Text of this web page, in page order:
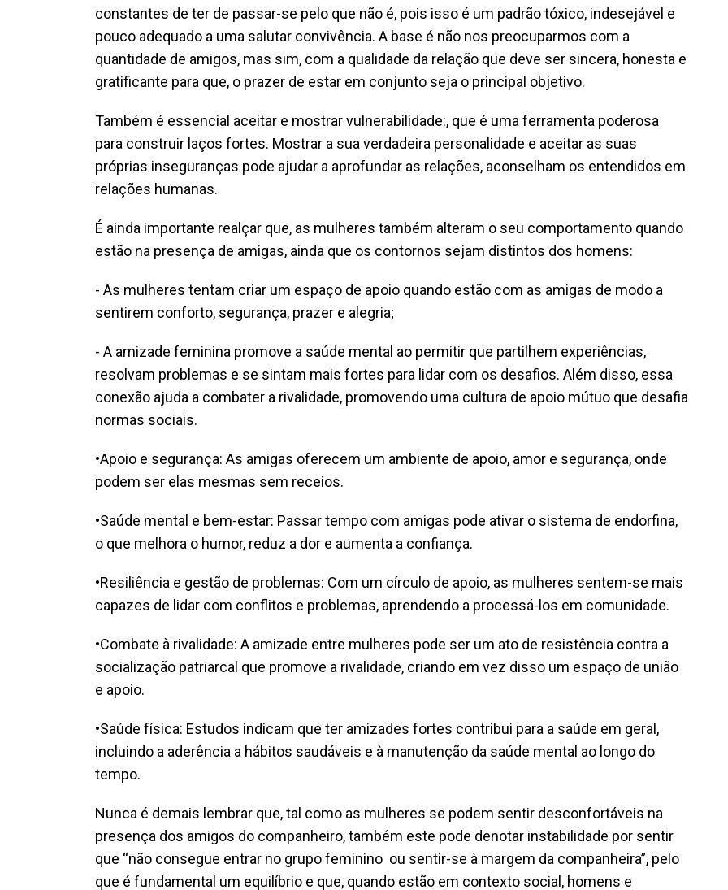
constantes de ter de passar-se pelo que não é, pois isso é um padrão tóxico, indesejável e
pouco adequado a uma salutar convivência. A base é não nos preocuparmos com a
quantidade de amigos, mas sim, com a qualidade da relação que deve ser sincera, honesta e
gratificante para que, o prazer de estar em conjunto seja o principal objetivo.
Também é essencial aceitar e mostrar vulnerabilidade:, que é uma ferramenta poderosa
para construir laços fortes. Mostrar a sua verdadeira personalidade e aceitar as suas
próprias inseguranças pode ajudar a aprofundar as relações, aconselham os entendidos em
relações humanas.
É ainda importante realçar que, as mulheres também alteram o seu comportamento quando
estão na presença de amigas, ainda que os contornos sejam distintos dos homens:
- As mulheres tentam criar um espaço de apoio quando estão com as amigas de modo a
sentirem conforto, segurança, prazer e alegria;
- A amizade feminina promove a saúde mental ao permitir que partilhem experiências,
resolvam problemas e se sintam mais fortes para lidar com os desafios. Além disso, essa
conexão ajuda a combater a rivalidade, promovendo uma cultura de apoio mútuo que desafia
normas sociais.
•Apoio e segurança: As amigas oferecem um ambiente de apoio, amor e segurança, onde
podem ser elas mesmas sem receios.
•Saúde mental e bem-estar: Passar tempo com amigas pode ativar o sistema de endorfina,
o que melhora o humor, reduz a dor e aumenta a confiança.
•Resiliência e gestão de problemas: Com um círculo de apoio, as mulheres sentem-se mais
capazes de lidar com conflitos e problemas, aprendendo a processá-los em comunidade.
•Combate à rivalidade: A amizade entre mulheres pode ser um ato de resistência contra a
socialização patriarcal que promove a rivalidade, criando em vez disso um espaço de união
e apoio.
•Saúde física: Estudos indicam que ter amizades fortes contribui para a saúde em geral,
incluindo a aderência a hábitos saudáveis e à manutenção da saúde mental ao longo do
tempo.
Nunca é demais lembrar que, tal como as mulheres se podem sentir desconfortáveis na
presença dos amigos do companheiro, também este pode denotar instabilidade por sentir
que “não consegue entrar no grupo feminino ou sentir-se à margem da companheira”, pelo
que é fundamental um equilíbrio e que, quando estão em contexto social, homens e